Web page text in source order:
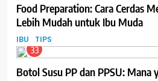
Food Preparation: Cara Cerdas
Lebih Mudah untuk Ibu Muda
IBU TIPS
33
Botol Susu PP dan PPSU: